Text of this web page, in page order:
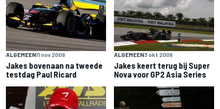
ALGEMEEN11 nov 2009
Jakes bovenaan na tweede
testdag Paul Ricard
ALGEMEEN3 okt 2009
Jakes keert terug bij Super
Nova voor GP2 Asia Series